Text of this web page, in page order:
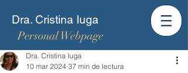
Dra. Cristina Iuga
Personal Webpage
Dra. Cristina Iuga
10 mar 2024 37 min de lectura